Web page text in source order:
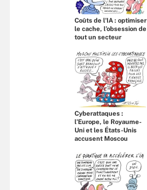
Coûts de l'IA : optimiser
le cache, l’obsession de
tout un secteur
Cyberattaques :
l’Europe, le Royaume-
Uni et les États-Unis
accusent Moscou